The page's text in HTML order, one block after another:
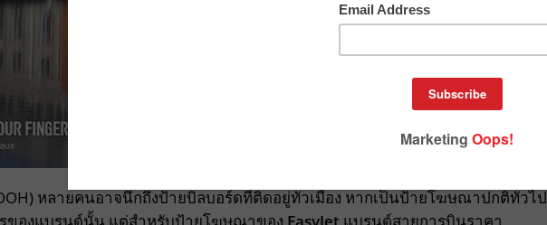
หลายคนอาจนึกถึงป้ายบิลบอร์ดที่ติดอยู่ทั่วเมือง หากเป็นป้ายโฆษณาปกติทั่วไป